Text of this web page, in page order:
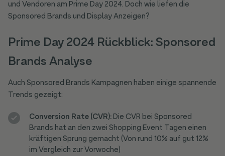
und Vendoren am Prime Day 2024. Doch wie liefen die
Sponsored Brands und Display Anzeigen?
Prime Day 2024 Rückblick: Sponsored
Brands Analyse
Auch Sponsored Brands Kampagnen haben einige spannende
Trends gezeigt:
Conversion Rate (CVR):Die CVR bei Sponsored
Brands hat an den zwei Shopping Event Tagen einen
kräftigen Sprung gemacht (Von rund 10% auf gut 12%
im Vergleich zur Vorwoche)